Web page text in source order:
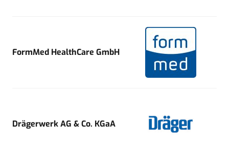
FormMed HealthCare GmbH
Drägerwerk AG & Co. KGaA